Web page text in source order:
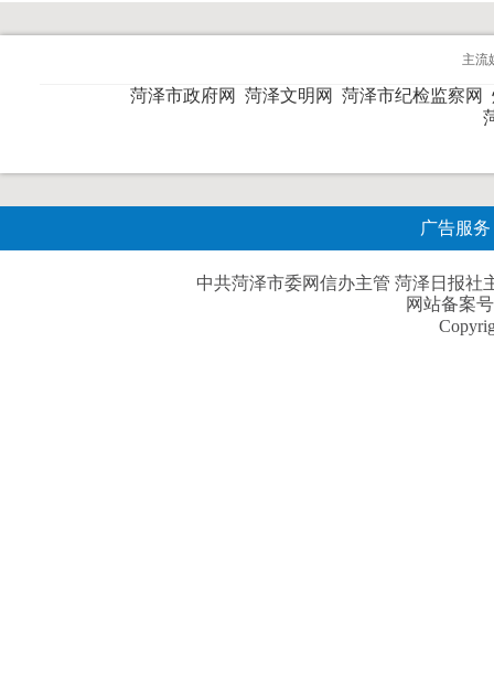
主流
菏泽市政府网 菏泽文明网 菏泽市纪检监察网
广告服务
中共菏泽市委网信办主管 菏泽日报社
网站备案